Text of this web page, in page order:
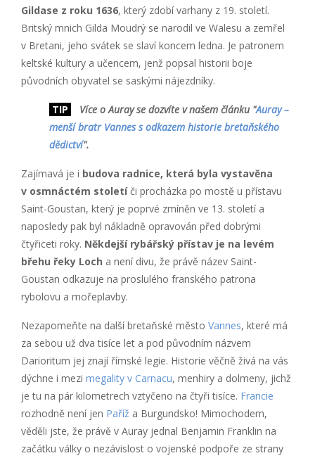
Gildase z roku 1636, který zdobí varhany z 19. století.
Britský mnich Gilda Moudrý se narodil ve Walesu a zemřel
v Bretani, jeho svátek se slaví koncem ledna. Je patronem
keltské kultury a učencem, jenž popsal historii boje
původních obyvatel se saskými nájezdníky.
TIP Více o Auray se dozvíte v našem článku "Auray –
menší bratr Vannes s odkazem historie bretaňského
dědictví".
Zajímavá je i budova radnice, která byla vystavěna
v osmnáctém stoletíči procházka po mostě u přístavu
Saint-Goustan, který je poprvé zmíněn ve 13. století a
naposledy pak byl nákladně opravován před dobrými
čtyřiceti roky. Někdejší rybářský přístav je na levém
břehu řeky Loch a není divu, že právě název Saint-
Goustan odkazuje na proslulého franského patrona
rybolovu a mořeplavby.
Nezapomeňte na další bretaňské město Vannes, které má
za sebou už dva tisíce let a pod původním názvem
Darioritum jej znají římské legie. Historie věčně živá na vás
dýchne i mezi megality v Carnacu, menhiry a dolmeny, jichž
je tu na pár kilometrech vztyčeno na čtyři tisíce. Francie
rozhodně není jen Paříž a Burgundsko! Mimochodem,
věděli jste, že právě v Auray jednal Benjamin Franklin na
začátku války o nezávislost o vojenské podpoře ze strany